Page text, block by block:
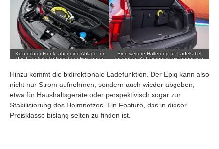
Kein echter Frunk, aber eine Ablage für
das Ladekabel offieriert der Epiq unter
Eine weitere Halterung für Ladekabel
im großen Kofferraum ist ein neues wie
Hinzu kommt die bidirektionale Ladefunktion. Der Epiq kann also
nicht nur Strom aufnehmen, sondern auch wieder abgeben,
etwa für Haushaltsgeräte oder perspektivisch sogar zur
Stabilisierung des Heimnetzes. Ein Feature, das in dieser
Preisklasse bislang selten zu finden ist.